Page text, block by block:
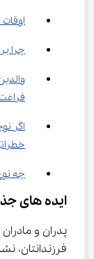
چرا برنامه‌ریزی برای اوقات
چه نوع سرگرمی‌هایی
ایده های